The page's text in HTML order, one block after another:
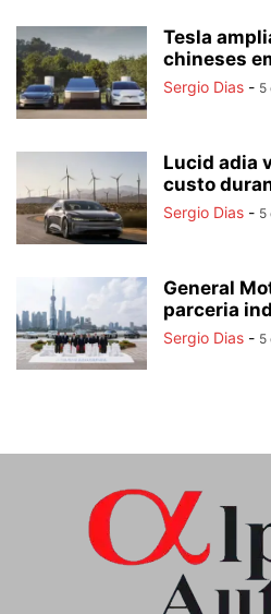
Tesla
chineses
Sergio Dias - 5
Lucid adia
custo
Sergio Dias - 5
General
parceria
Sergio Dias - 5